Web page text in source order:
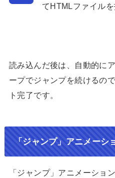
てHTMLファイル
読み込んだ後は、自動的に
ープでジャンプを続けるの
ト完了です。
「ジャンプ」アニメー
「ジャンプ」アニメーショ